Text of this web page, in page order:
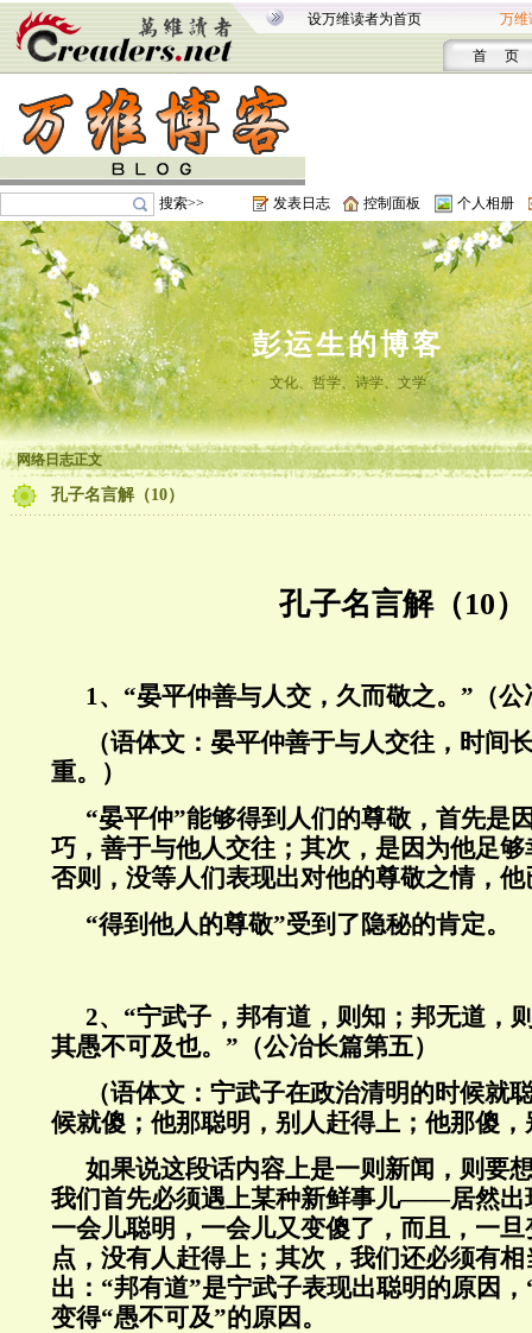
设万维读者为首页 万维
首 页
搜索>> 发表日志 控制面板 个人相册
彭运生的博客
文化、哲学、诗学、文学
网络日志正文
孔子名言解（10）
孔子名言解（10）
1、“晏平仲善与人交，久而敬之。”（
（语体文：晏平仲善于与人交往，时间
重。）
“晏平仲”能够得到人们的尊敬，首先是
巧，善于与他人交往；其次，是因为他足
否则，没等人们表现出对他的尊敬之情，
“得到他人的尊敬”受到了隐秘的肯定。
2、“宁武子，邦有道，则知；邦无道，
其愚不可及也。”（公冶长篇第五）
（语体文：宁武子在政治清明的时候就
候就傻；他那聪明，别人赶得上；他那傻
如果说这段话内容上是一则新闻，则要
我们首先必须遇上某种新鲜事儿——居然出
一会儿聪明，一会儿又变傻了，而且，一
点，没有人赶得上；其次，我们还必须有
出：“邦有道”是宁武子表现出聪明的原因
变得“愚不可及”的原因。